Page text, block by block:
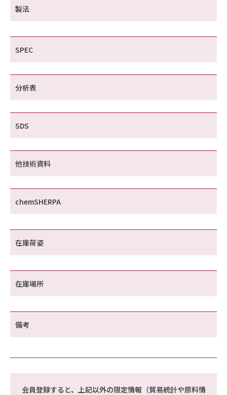
製法
SPEC
分析表
SDS
他技術資料
chemSHERPA
在庫荷姿
在庫場所
備考
会員登録すると、上記以外の限定情報（貿易統計や原料情